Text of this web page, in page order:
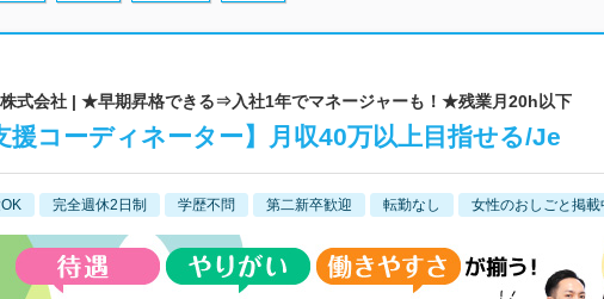
式会社 | ★早期昇格できる⇒入社1年でマネージャーも！★残業月20h以下
援コーディネーター】月収40万以上目指せる/Je
完全週休2日制 学歴不問 第二新卒歓迎 転勤なし 女性のおしごと掲載